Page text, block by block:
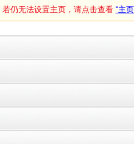
若仍无法设置主页，请点击查看 “主